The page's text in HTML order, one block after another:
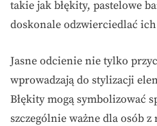
takie jak błękity, pastelowe
doskonale odzwierciedlać
Jasne odcienie nie tylko
wprowadzają do stylizacji
Błękity mogą symbolizować
szczególnie ważne dla osób